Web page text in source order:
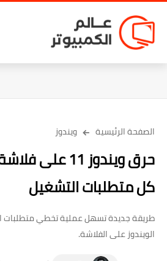
الصفحة الرئيسية ويندوز
كل متطلبات التشغيل
طريقة جديدة تسهل عملية تخطي متطلبات
الويندوز على الفلاشة.